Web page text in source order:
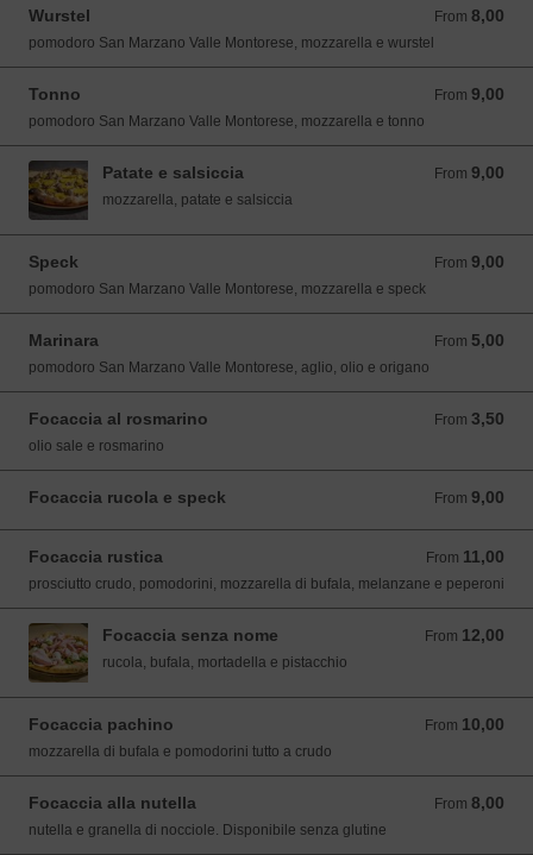
Wurstel From 8,00
From 8,00 EUR
pomodoro San Marzano Valle Montorese, mozzarella e wurstel
Tonno From 9,00
From 9,00 EUR
pomodoro San Marzano Valle Montorese, mozzarella e tonno
Patate e salsiccia From 9,00
From 9,00 EUR
mozzarella, patate e salsiccia
Speck From 9,00
From 9,00 EUR
pomodoro San Marzano Valle Montorese, mozzarella e speck
Marinara From 5,00
From 5,00 EUR
pomodoro San Marzano Valle Montorese, aglio, olio e origano
Focaccia al rosmarino From 3,50
From 3,50 EUR
olio sale e rosmarino
Focaccia rucola e speck From 9,00
From 9,00 EUR
Focaccia rustica From 11,00
From 11,00 EUR
prosciutto crudo, pomodorini, mozzarella di bufala, melanzane e peperoni
Focaccia senza nome From 12,00
From 12,00 EUR
rucola, bufala, mortadella e pistacchio
Focaccia pachino From 10,00
From 10,00 EUR
mozzarella di bufala e pomodorini tutto a crudo
Focaccia alla nutella From 8,00
From 8,00 EUR
nutella e granella di nocciole. Disponibile senza glutine